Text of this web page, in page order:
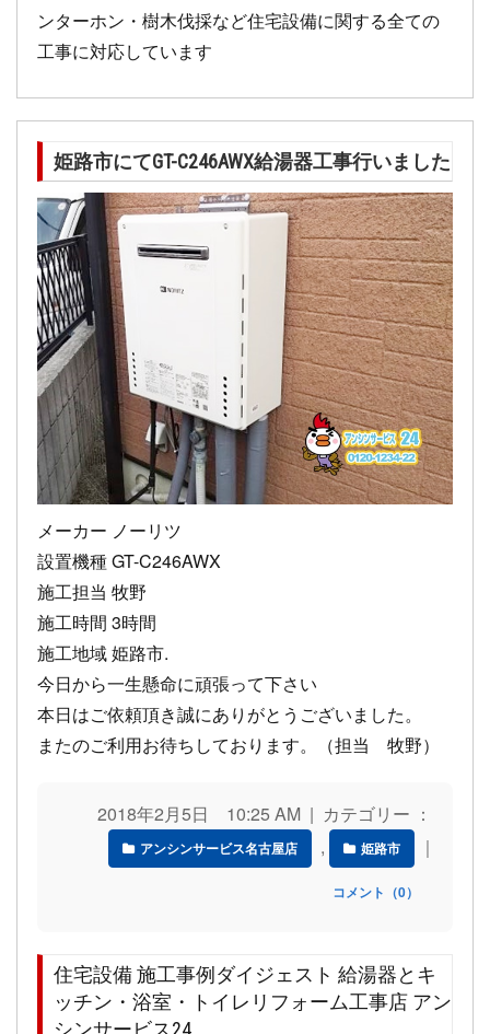
ンターホン・樹木伐採など住宅設備に関する全ての
工事に対応しています
姫路市にてGT-C246AWX給湯器工事行いました
メーカー ノーリツ
設置機種 GT-C246AWX
施工担当 牧野
施工時間 3時間
施工地域 姫路市.
今日から一生懸命に頑張って下さい
本日はご依頼頂き誠にありがとうございました。
またのご利用お待ちしております。（担当 牧野）
2018年2月5日 10:25 AM | カテゴリー ：
アンシンサービス名古屋店 , 姫路市 ｜
コメント（0）
住宅設備 施工事例ダイジェスト 給湯器とキ
ッチン・浴室・トイレリフォーム工事店 アン
シンサービス24